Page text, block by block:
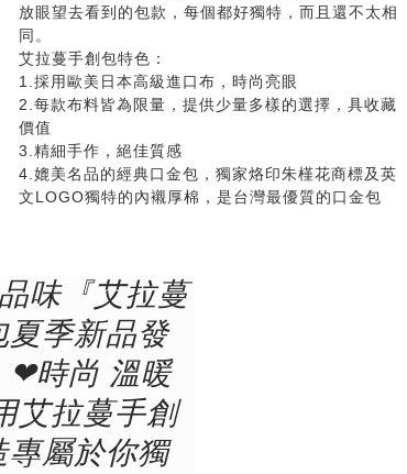
放眼望去看到的包款，每個都好獨特，而且還不太相
同。
艾拉蔓手創包特色：
1.採用歐美日本高級進口布，時尚亮眼
2.每款布料皆為限量，提供少量多樣的選擇，具收藏
價值
3.精細手作，絕佳質感
4.媲美名品的經典口金包，獨家烙印朱槿花商標及英
文LOGO獨特的內襯厚棉，是台灣最優質的口金包
味『艾拉蔓
夏季新品發
❤時尚 溫暖
艾拉蔓手創
專屬於你獨